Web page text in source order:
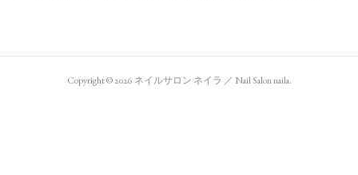
Copyright ©2026 ネイルサロン ネイラ ／ Nail Salon naila.